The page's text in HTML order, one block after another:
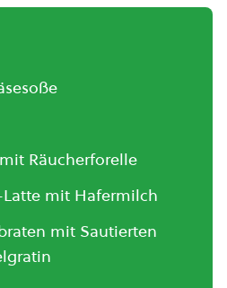
Räucherforelle
mit Hafermilch
mit Sautierten